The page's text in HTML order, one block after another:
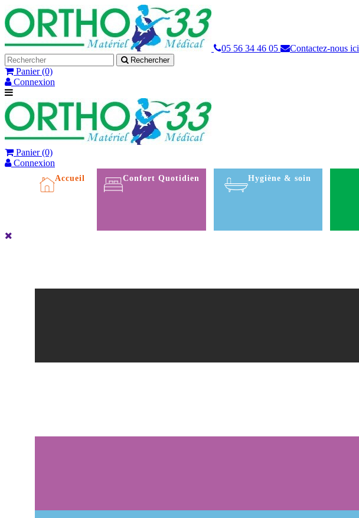
05 56 34 46 05 Contactez-nous ici
Rechercher
Panier (0)
Connexion
Panier (0)
Connexion
Accueil Confort Quotidien Hygiène & soin